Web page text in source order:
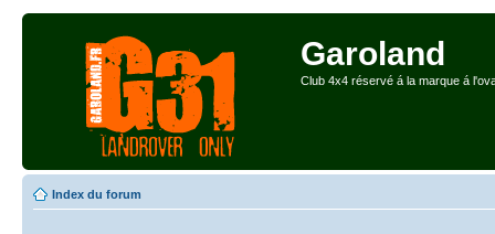
Garoland
Club 4x4 réservé á la marque á
Index du forum